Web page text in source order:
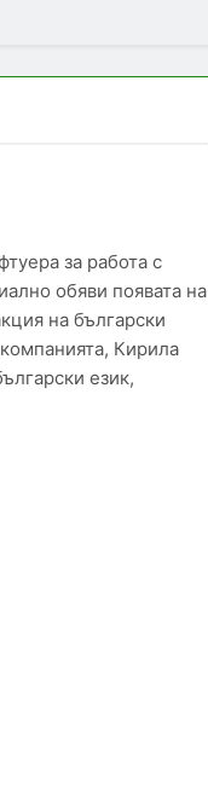
за работа с
обяви появата на
на български
Кирила
език,